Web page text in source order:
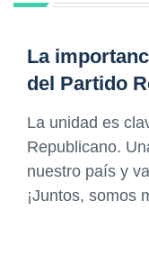
La
del Partido
La unidad es
Republicano.
nuestro país y
¡Juntos, somos